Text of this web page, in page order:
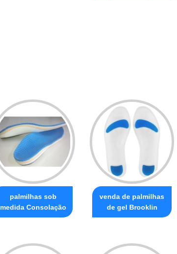
palmilhas sob
medida Consolação
venda de palmilhas
de gel Brooklin